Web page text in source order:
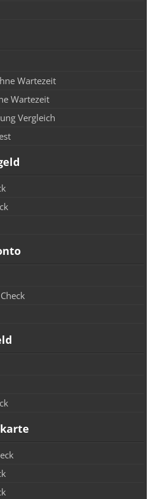
Wartezeit
Wartezeit
Vergleich